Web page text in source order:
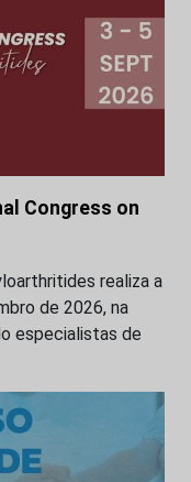
Congress on
realiza a
de 2026, na
especialistas de